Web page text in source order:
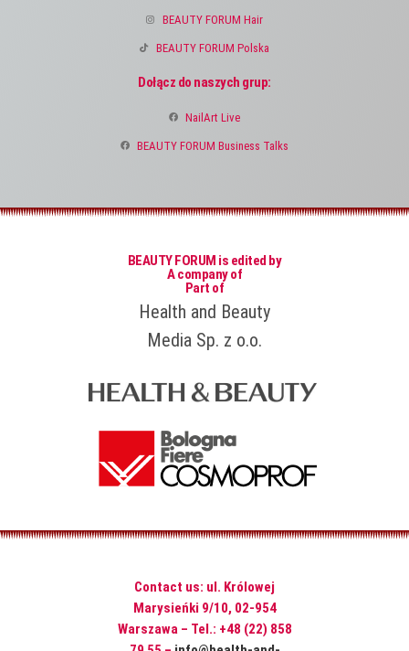
BEAUTY FORUM Hair
BEAUTY FORUM Polska
Dołącz do naszych grup:
NailArt Live
BEAUTY FORUM Business Talks
BEAUTY FORUM is edited by
A company of
Part of
Health and Beauty
Media Sp. z o.o.
Contact us: ul. Królowej
Marysieńki 9/10, 02-954
Warszawa – Tel.: +48 (22) 858